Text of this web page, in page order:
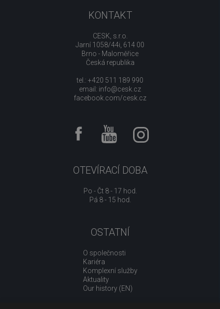
KONTAKT
CESK, s.r.o.
Jarní 1058/44i, 614 00
Brno - Maloměřice
Česká republika
tel.: +420 511 189 990
email: info@cesk.cz
facebook.com/cesk.cz
OTEVÍRACÍ DOBA
Po - Čt 8 - 17 hod.
Pá 8 - 15 hod.
OSTATNÍ
O společnosti
Kariéra
Komplexní služby
Aktuality
Our history (EN)